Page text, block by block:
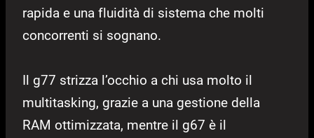
rapida e una fluidità di sistema che molti
concorrenti si sognano.
Il g77 strizza l’occhio a chi usa molto il
multitasking, grazie a una gestione della
RAM ottimizzata, mentre il g67 è il